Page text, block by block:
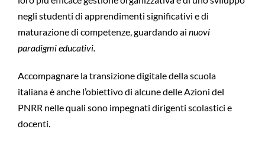
negli studenti di apprendimenti significativi e di
maturazione di competenze, guardando ai nuovi
paradigmi educativi.
Accompagnare la transizione digitale della scuola
italiana è anche l’obiettivo di alcune delle Azioni del
PNRR nelle quali sono impegnati dirigenti scolastici e
docenti.